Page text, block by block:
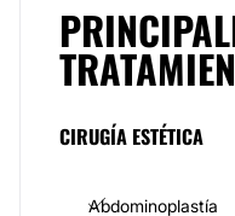
Plásticausted puede
de procedimientos
apariencia: cirugía
piernas.
glúteos. Faciales:
Equipo
CIRUGÍA ESTÉTICA
Abdominoplastía